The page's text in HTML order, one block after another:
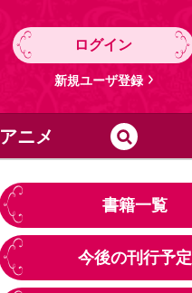
ログイン
新規ユーザ登録
アニメ
書籍一覧
今後の刊行予定